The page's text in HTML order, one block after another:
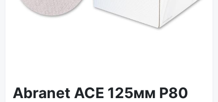
Abranet ACE 125мм P80